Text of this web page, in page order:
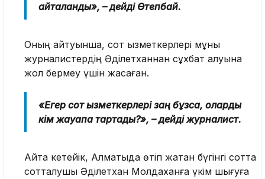
қайталанды», – дейді Өтепбай.
Оның айтуынша, сот қызметкерлері мұны
журналистердің Әділетханнан сұхбат алуына
жол бермеу үшін жасаған.
«Егер сот қызметкерлері заң бұзса, оларды
кім жауапқа тартады?», – дейді журналист.
Айта кетейік, Алматыда өтіп жатқан бүгінгі сотта
сотталушы Әділетхан Молдаханға үкім шығуға